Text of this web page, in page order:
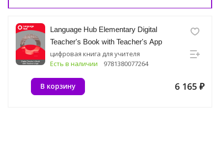
Language Hub Elementary Digital
Teacher's Book with Teacher's App
цифровая книга для учителя
Есть в наличии
9781380077264
6 165 ₽
В корзину